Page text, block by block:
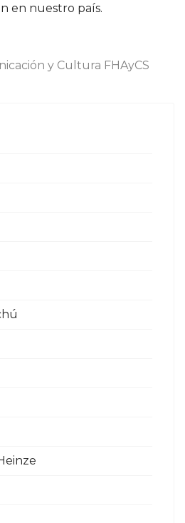
en nuestro país.
y Cultura FHAyCS